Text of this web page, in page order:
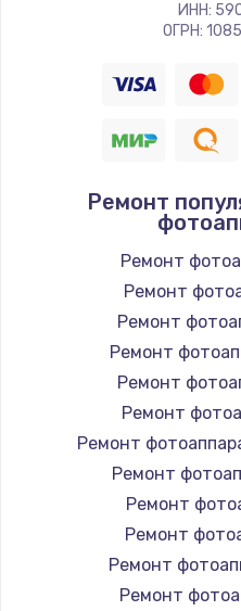
ИНН:
ОГРН:
Ремонт
Ремонт
Ремонт
Ремонт
Ремонт
Ремонт
Ремонт
Ремонт
Ремонт
Ремонт
Ремонт
Ремонт
Ремонт